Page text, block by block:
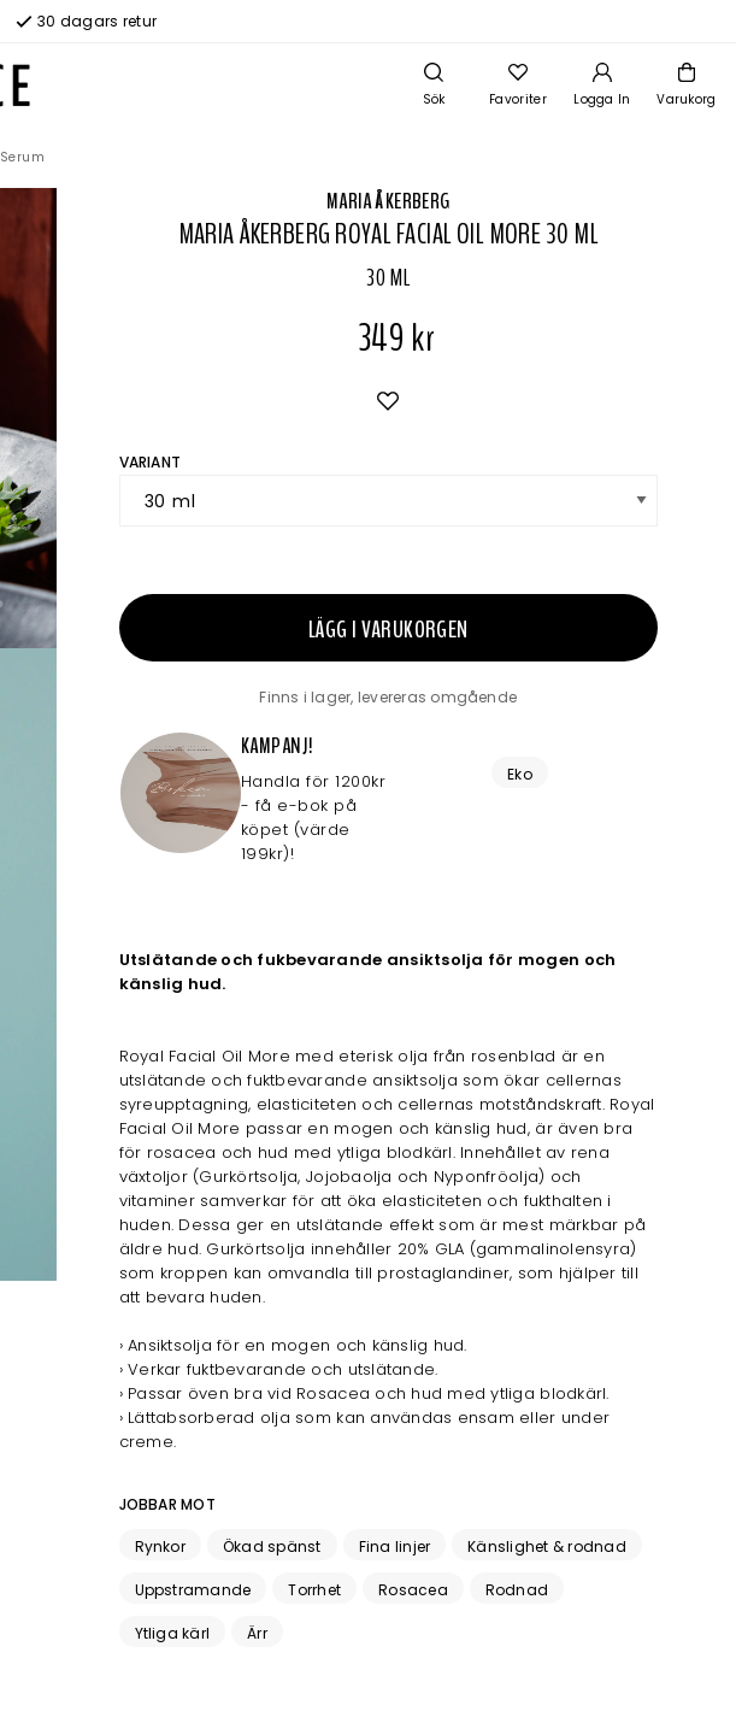
30 dagars retur
Varukorg
Logga In
Favoriter
Sök
Serum
MARIA ÅKERBERG
MARIA ÅKERBERG ROYAL FACIAL OIL MORE 30 ML
30 ML
349 kr
VARIANT
LÄGG I VARUKORGEN
Finns i lager, levereras omgående
KAMPANJ!
Handla för 1200kr
- få e-bok på
köpet (värde
199kr)!
Eko
Utslätande och fukbevarande ansiktsolja för mogen och
känslig hud.
Royal Facial Oil More med eterisk olja från rosenblad är en
utslätande och fuktbevarande ansiktsolja som ökar cellernas
syreupptagning, elasticiteten och cellernas motståndskraft. Royal
Facial Oil More passar en mogen och känslig hud, är även bra
för rosacea och hud med ytliga blodkärl. Innehållet av rena
växtoljor (Gurkörtsolja, Jojobaolja och Nyponfröolja) och
vitaminer samverkar för att öka elasticiteten och fukthalten i
huden. Dessa ger en utslätande effekt som är mest märkbar på
äldre hud. Gurkörtsolja innehåller 20% GLA (gammalinolensyra)
som kroppen kan omvandla till prostaglandiner, som hjälper till
att bevara huden.
› Ansiktsolja för en mogen och känslig hud.
› Verkar fuktbevarande och utslätande.
› Passar öven bra vid Rosacea och hud med ytliga blodkärl.
› Lättabsorberad olja som kan användas ensam eller under
creme.
JOBBAR MOT
Rynkor Ökad spänst Fina linjer Känslighet & rodnad
Uppstramande Torrhet Rosacea Rodnad
Ytliga kärl Ärr